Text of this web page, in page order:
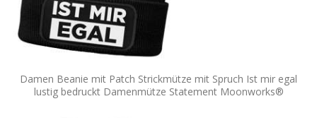
Damen Beanie mit Patch Strickmütze mit Spruch Ist mir egal
lustig bedruckt Damenmütze Statement Moonworks®